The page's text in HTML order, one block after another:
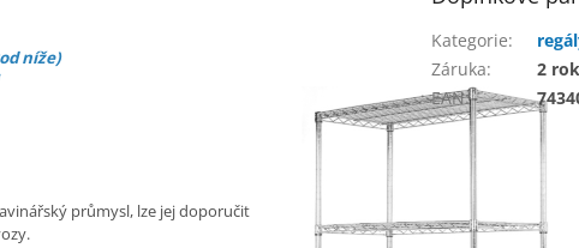
níže)
průmysl, lze jej doporučit
Kategorie:
Záruka:
2
EAN: